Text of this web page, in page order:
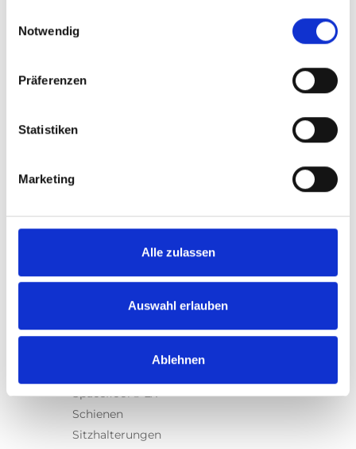
Notwendig
Präferenzen
Statistiken
Marketing
Alle zulassen
Auswahl erlauben
Ablehnen
Produkte
Turny Evo
Turny Low Vehicle
Rollstuhllifte
Spacefloor® LX
Schienen
Sitzhalterungen